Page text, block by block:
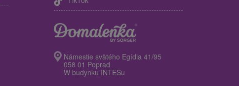
Námestie svätého Egídia 41/95
058 01 Poprad
W budynku INTESu